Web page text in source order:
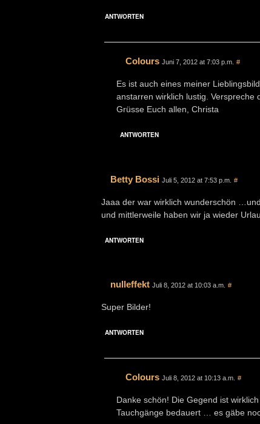
ANTWORTEN
Colours Juni 7, 2012 at 7:03 p.m. #
Es ist auch eines meiner
anstarren wirklich lustig. Verspreche
Grüsse Euch allen, Christa
ANTWORTEN
Betty Bossi Juli 5, 2012 at 7:53 p.m. #
Jaaa der war wirklich wunderschön
und mittlerweile haben wir ja wieder
ANTWORTEN
nulleffekt Juli 8, 2012 at 10:03 a.m. #
Super Bilder!
ANTWORTEN
Colours Juli 8, 2012 at 10:13 a.m. #
Danke schön! Die Gegend ist
Tauchgänge bedauert … es gäbe